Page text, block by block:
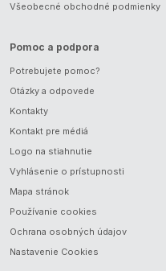
Všeobecné obchodné podmienky
Pomoc a podpora
Potrebujete pomoc?
Otázky a odpovede
Kontakty
Kontakt pre médiá
Logo na stiahnutie
Vyhlásenie o prístupnosti
Mapa stránok
Používanie cookies
Ochrana osobných údajov
Nastavenie Cookies